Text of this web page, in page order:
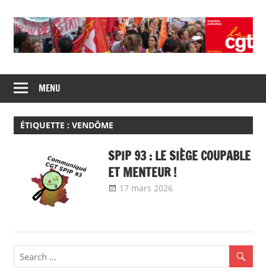
content
CGT
insertion
probation
de
syndicats
CGT
insertion
probation
MENU
ÉTIQUETTE : VENDÔME
SPIP 93 : LE SIÈGE COUPABLE
ET MENTEUR !
17 mars 2026